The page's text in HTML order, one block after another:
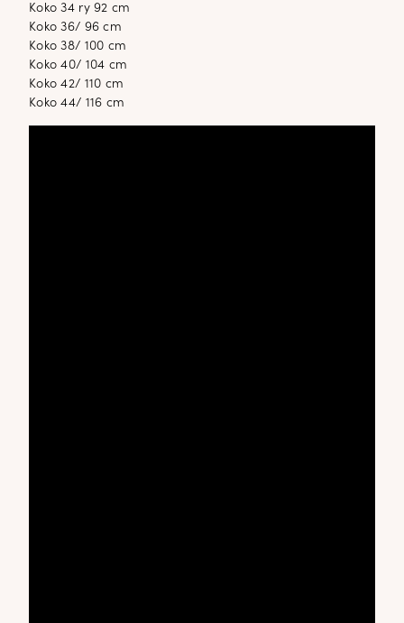
Koko 34 ry 92 cm
Koko 36/ 96 cm
Koko 38/ 100 cm
Koko 40/ 104 cm
Koko 42/ 110 cm
Koko 44/ 116 cm